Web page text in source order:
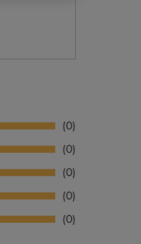
0
0
0
0
0